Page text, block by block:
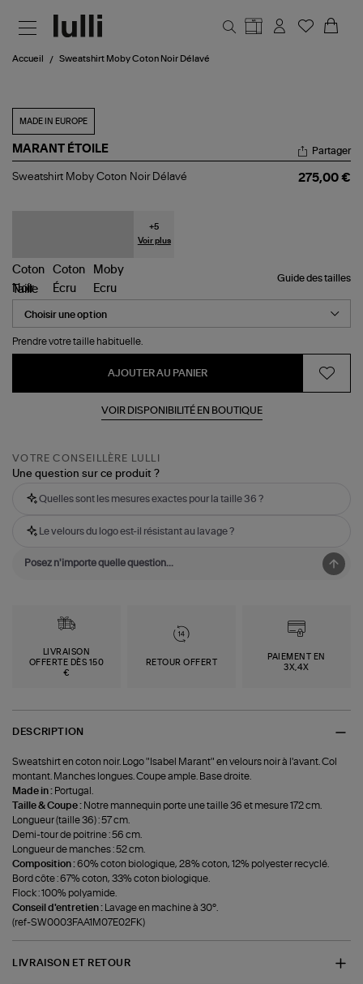
Accueil Sweatshirt Moby Coton Noir Délavé
MADE IN EUROPE
MARANT ÉTOILE
Sweatshirt
Partager
Sweatshirt Moby Coton Noir Délavé 275,00 €
+5
Voir plus
Guide des tailles
Taille
Prendre votre taille habituelle.
AJOUTER AU PANIER
VOIR DISPONIBILITÉ EN BOUTIQUE
VOTRE CONSEILLÈRE LULLI
Une question sur ce produit ?
Quelles sont les mesures exactes pour la taille 36 ?
Le velours du logo est-il résistant au lavage ?
LIVRAISON
OFFERTE DÈS 150
€
RETOUR OFFERT
PAIEMENT EN
3X,4X
DESCRIPTION
Sweatshirt en coton noir. Logo "Isabel Marant" en velours noir à l'avant. Col
montant. Manches longues. Coupe ample. Base droite.
Made in : Portugal.
Taille & Coupe : Notre mannequin porte une taille 36 et mesure 172 cm.
Longueur (taille 36) : 57 cm.
Demi-tour de poitrine : 56 cm.
Longueur de manches : 52 cm.
Composition :60% coton biologique, 28% coton, 12% polyester recyclé.
Bord côte : 67% coton, 33% coton biologique.
Flock : 100% polyamide.
Conseil d'entretien :
Lavage en machine à 30°.
(ref-SW0003FAA1M07E02FK)
LIVRAISON ET RETOUR